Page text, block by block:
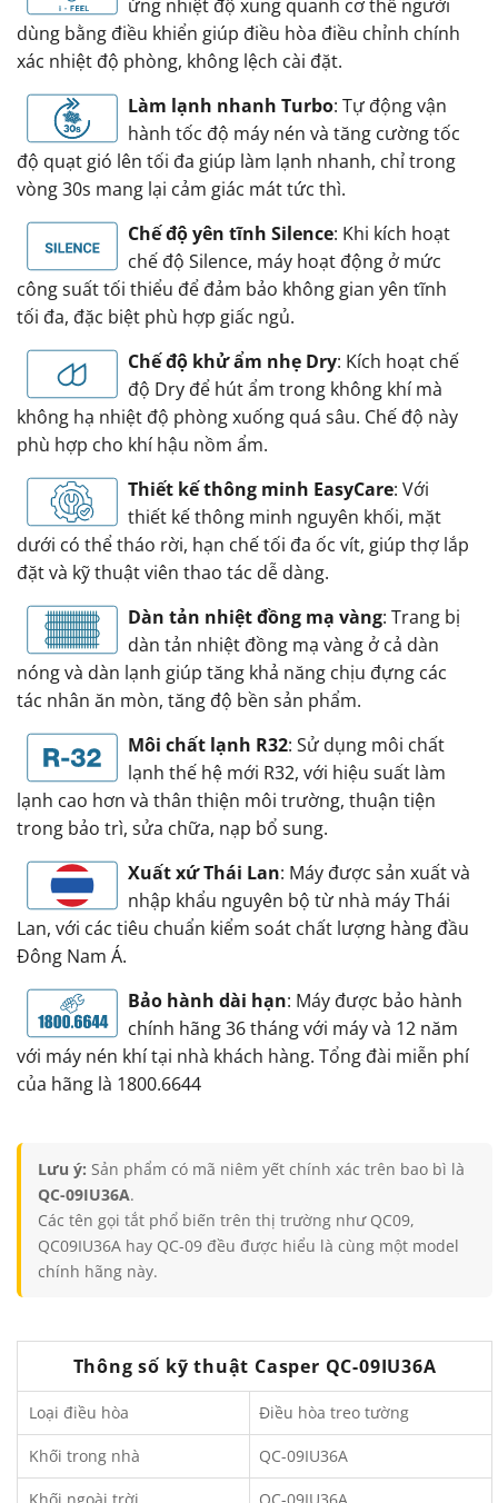
ứng nhiệt độ xung quanh cơ thể người
dùng bằng điều khiển giúp điều hòa điều chỉnh chính
xác nhiệt độ phòng, không lệch cài đặt.
Làm lạnh nhanh Turbo: Tự động vận
hành tốc độ máy nén và tăng cường tốc
độ quạt gió lên tối đa giúp làm lạnh nhanh, chỉ trong
vòng 30s mang lại cảm giác mát tức thì.
Chế độ yên tĩnh Silence: Khi kích hoạt
chế độ Silence, máy hoạt động ở mức
công suất tối thiểu để đảm bảo không gian yên tĩnh
tối đa, đặc biệt phù hợp giấc ngủ.
Chế độ khử ẩm nhẹ Dry: Kích hoạt chế
độ Dry để hút ẩm trong không khí mà
không hạ nhiệt độ phòng xuống quá sâu. Chế độ này
phù hợp cho khí hậu nồm ẩm.
Thiết kế thông minh EasyCare: Với
thiết kế thông minh nguyên khối, mặt
dưới có thể tháo rời, hạn chế tối đa ốc vít, giúp thợ lắp
đặt và kỹ thuật viên thao tác dễ dàng.
Dàn tản nhiệt đồng mạ vàng: Trang bị
dàn tản nhiệt đồng mạ vàng ở cả dàn
nóng và dàn lạnh giúp tăng khả năng chịu đựng các
tác nhân ăn mòn, tăng độ bền sản phẩm.
Môi chất lạnh R32: Sử dụng môi chất
lạnh thế hệ mới R32, với hiệu suất làm
lạnh cao hơn và thân thiện môi trường, thuận tiện
trong bảo trì, sửa chữa, nạp bổ sung.
Xuất xứ Thái Lan: Máy được sản xuất và
nhập khẩu nguyên bộ từ nhà máy Thái
Lan, với các tiêu chuẩn kiểm soát chất lượng hàng đầu
Đông Nam Á.
Bảo hành dài hạn: Máy được bảo hành
chính hãng 36 tháng với máy và 12 năm
với máy nén khí tại nhà khách hàng. Tổng đài miễn phí
của hãng là 1800.6644
Lưu ý: Sản phẩm có mã niêm yết chính xác trên bao bì là
QC-09IU36A.
Các tên gọi tắt phổ biến trên thị trường như QC09,
QC09IU36A hay QC-09 đều được hiểu là cùng một model
chính hãng này.
Thông số kỹ thuật Casper QC-09IU36A
Loại điều hòa Điều hòa treo tường
Khối trong nhà QC-09IU36A